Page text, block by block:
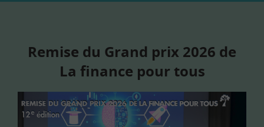
Remise du Grand prix 2026 de
La finance pour tous